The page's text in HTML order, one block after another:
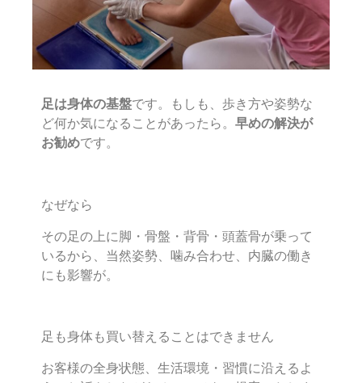
足は身体の基盤です。もしも、歩き方や姿勢な
ど何か気になることがあったら。早めの解決が
お勧めです。
なぜなら
その足の上に脚・骨盤・背骨・頭蓋骨が乗って
いるから、当然姿勢、噛み合わせ、内臓の働き
にも影響が。
足も身体も買い替えることはできません
お客様の全身状態、生活環境・習慣に沿えるよ